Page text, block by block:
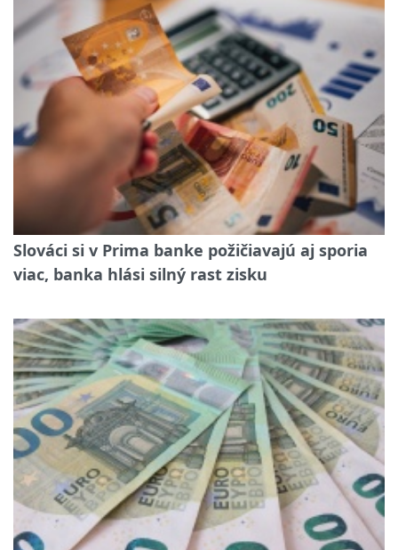
Slováci si v Prima banke požičiavajú aj sporia
viac, banka hlási silný rast zisku